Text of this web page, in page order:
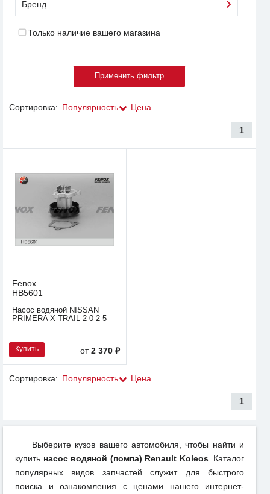
Бренд
Только наличие вашего магазина
Сортировка: Популярность Цена
1
Fenox
HB5601
Насос водяной NISSAN
PRIMERA X-TRAIL 2 0 2 5
Купить от2 370 ₽
Сортировка: Популярность Цена
1
Выберите кузов вашего автомобиля, чтобы найти и
купить насос водяной (помпа) Renault Koleos. Каталог
популярных видов запчастей служит для быстрого
поиска и ознакомления с ценами нашего интернет-